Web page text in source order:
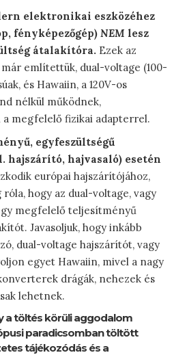
elektronikai eszközéhez
fényképezőgép) NEM lesz
átalakítóra. Ezek az
említettük, dual-voltage (100-
és Hawaiin, a 120V-os
nélkül működnek,
megfelelő fizikai adapterrel.
egyfeszültségű
hajszárító, hajvasaló) esetén
európai hajszárítójához,
hogy az dual-voltage, vagy
megfelelő teljesítményű
Javasoljuk, hogy inkább
dual-voltage hajszárítót, vagy
egyet Hawaiin, mivel a nagy
drágák, nehezek és
lehetnek.
a töltés körüli aggodalom
paradicsomban töltött
tájékozódás és a